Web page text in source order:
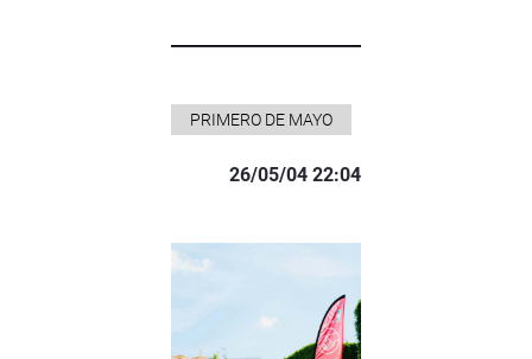
PRIMERO DE MAYO
26/05/04 22:04